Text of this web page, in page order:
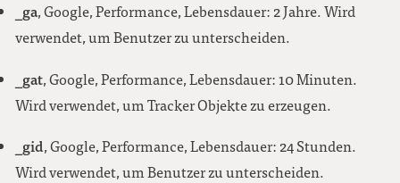
_ga, Google, Performance, Lebensdauer: 2 Jahre. Wird
verwendet, um Benutzer zu unterscheiden.
_gat, Google, Performance, Lebensdauer: 10 Minuten.
Wird verwendet, um Tracker Objekte zu erzeugen.
_gid, Google, Performance, Lebensdauer: 24 Stunden.
Wird verwendet, um Benutzer zu unterscheiden.